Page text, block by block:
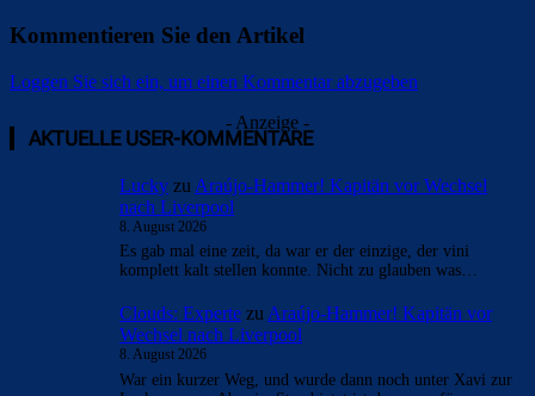
Kommentieren Sie den Artikel
Loggen Sie sich ein, um einen Kommentar abzugeben